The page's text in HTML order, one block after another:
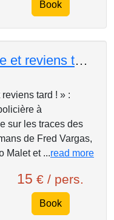
Book
« Pars vite et reviens tard ! » Promenade policière à Montparnasse
tard ! » :
à
sur les traces des
de Fred Vargas,
Malet et ...read more
15 € / pers.
Book